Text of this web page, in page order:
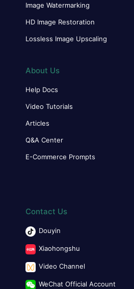
Image Watermarking
HD Image Restoration
Lossless Image Upscaling
About Us
Help Docs
Video Tutorials
Articles
Q&A Center
E-Commerce Prompts
Contact Us
Douyin
Xiaohongshu
Video Channel
WeChat Official Account